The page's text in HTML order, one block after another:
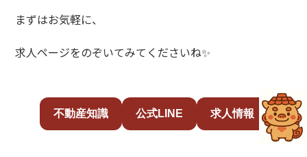
まずはお気軽に、
求人ページをのぞいてみてくださいね✨
不動産知識 公式LINE 求人情報